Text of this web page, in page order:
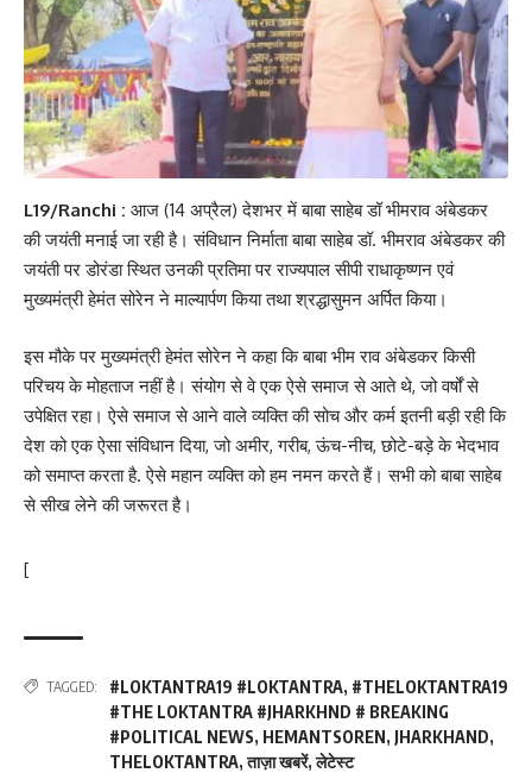
L19/Ranchi : आज (14 अप्रैल) देशभर में बाबा साहेब डॉ भीमराव अंबेडकर
की जयंती मनाई जा रही है। संविधान निर्माता बाबा साहेब डॉ. भीमराव अंबेडकर की
जयंती पर डोरंडा स्थित उनकी प्रतिमा पर राज्यपाल सीपी राधाकृष्णन एवं
मुख्यमंत्री हेमंत सोरेन ने माल्यार्पण किया तथा श्रद्धासुमन अर्पित किया।
इस मौके पर मुख्यमंत्री हेमंत सोरेन ने कहा कि बाबा भीम राव अंबेडकर किसी
परिचय के मोहताज नहीं है। संयोग से वे एक ऐसे समाज से आते थे, जो वर्षों से
उपेक्षित रहा। ऐसे समाज से आने वाले व्यक्ति की सोच और कर्म इतनी बड़ी रही कि
देश को एक ऐसा संविधान दिया, जो अमीर, गरीब, ऊंच-नीच, छोटे-बड़े के भेदभाव
को समाप्त करता है. ऐसे महान व्यक्ति को हम नमन करते हैं। सभी को बाबा साहेब
से सीख लेने की जरूरत है।
[
TAGGED: #LOKTANTRA19 #LOKTANTRA, #THELOKTANTRA19
#THE LOKTANTRA #JHARKHND # BREAKING
#POLITICAL NEWS, HEMANTSOREN, JHARKHAND,
THELOKTANTRA,ताज़ा खबरें,लेटेस्ट